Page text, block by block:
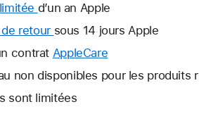
Une
nouvelle
s’ouvre.
d’un an Apple
retour Une
nouvelle
s’ouvre.
sous 14 jours Apple
contrat AppleCare
nouvelle
non disponibles pour les produits
sont limitées